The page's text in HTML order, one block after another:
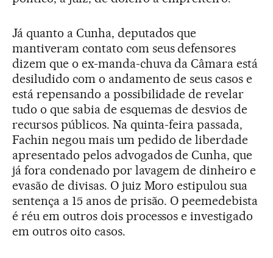
Já quanto a Cunha, deputados que
mantiveram contato com seus defensores
dizem que o ex-manda-chuva da Câmara está
desiludido com o andamento de seus casos e
está repensando a possibilidade de revelar
tudo o que sabia de esquemas de desvios de
recursos públicos. Na quinta-feira passada,
Fachin negou mais um pedido de liberdade
apresentado pelos advogados de Cunha, que
já fora condenado por lavagem de dinheiro e
evasão de divisas. O juiz Moro estipulou sua
sentença a 15 anos de prisão. O peemedebista
é réu em outros dois processos e investigado
em outros oito casos.